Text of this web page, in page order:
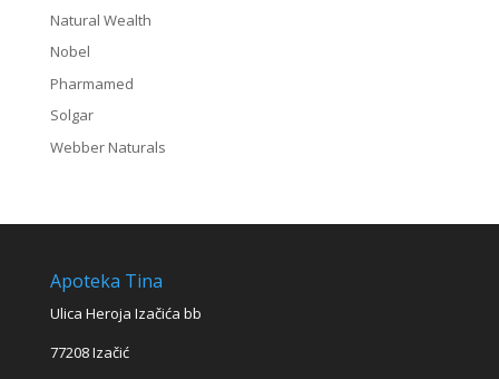
Natural Wealth
Nobel
Pharmamed
Solgar
Webber Naturals
Apoteka Tina
Ulica Heroja Izačića bb
77208 Izačić